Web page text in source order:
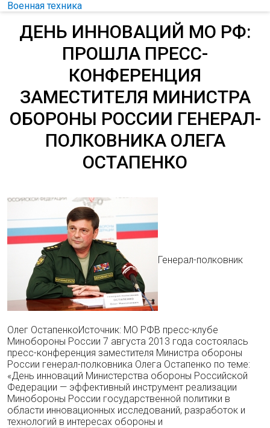
Военная техника
ДЕНЬ ИННОВАЦИЙ МО РФ:
ПРОШЛА ПРЕСС-
КОНФЕРЕНЦИЯ
ЗАМЕСТИТЕЛЯ МИНИСТРА
ОБОРОНЫ РОССИИ ГЕНЕРАЛ-
ПОЛКОВНИКА ОЛЕГА
ОСТАПЕНКО
Генерал-полковник
Олег ОстапенкоИсточник: МО РФВ пресс-клубе
Минобороны России 7 августа 2013 года состоялась
пресс-конференция заместителя Министра обороны
России генерал-полковника Олега Остапенко по теме:
«День инноваций Министерства обороны Российской
Федерации — эффективный инструмент реализации
Минобороны России государственной политики в
области инновационных исследований, разработок и
технологий в интересах обороны и